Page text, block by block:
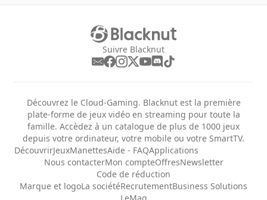
Suivre Blacknut
Découvrez le Cloud-Gaming. Blacknut est la première
plate-forme de jeux vidéo en streaming pour toute la
famille. Accèdez à un catalogue de plus de 1000 jeux
depuis votre ordinateur, votre mobile ou votre SmartTV.
DécouvrirJeuxManettesAide - FAQApplications
Nous contacterMon compteOffresNewsletter
Code de réduction
Marque et logoLa sociétéRecrutementBusiness Solutions